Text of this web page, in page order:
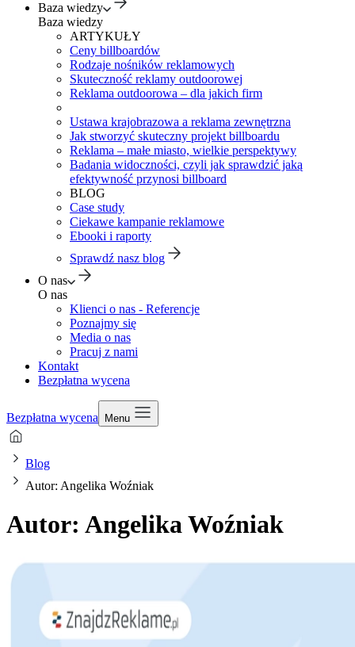
Baza wiedzy
Baza wiedzy
ARTYKUŁY
Ceny billboardów
Rodzaje nośników reklamowych
Skuteczność reklamy outdoorowej
Reklama outdoorowa – dla jakich firm
Ustawa krajobrazowa a reklama zewnętrzna
Jak stworzyć skuteczny projekt billboardu
Reklama – małe miasto, wielkie perspektywy
Badania widoczności, czyli jak sprawdzić jaką
efektywność przynosi billboard
BLOG
Case study
Ciekawe kampanie reklamowe
Ebooki i raporty
Sprawdź nasz blog
O nas
O nas
Klienci o nas - Referencje
Poznajmy się
Media o nas
Pracuj z nami
Kontakt
Bezpłatna wycena
Bezpłatna wycena Menu
Blog
Autor: Angelika Woźniak
Autor: Angelika Woźniak